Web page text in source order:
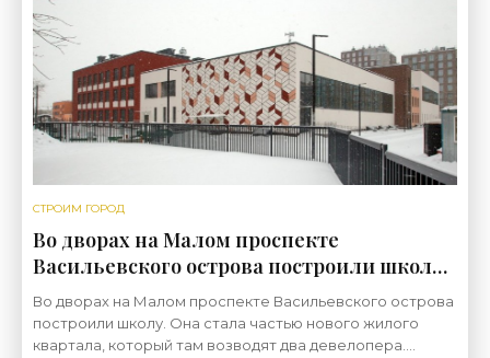
СТРОИМ ГОРОД
Во дворах на Малом проспекте
Васильевского острова построили школу -
«Свежие новости строительства»
Во дворах на Малом проспекте Васильевского острова
построили школу. Она стала частью нового жилого
квартала, который там возводят два девелопера.